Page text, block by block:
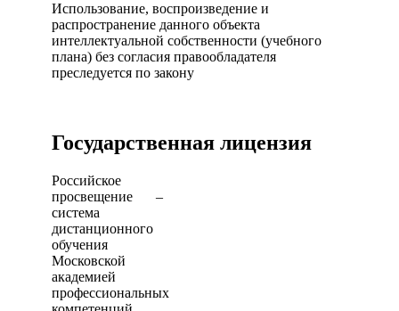
Использование, воспроизведение и
распространение данного объекта
интеллектуальной собственности (учебного
плана) без согласия правообладателя
преследуется по закону
Государственная лицензия
Российское
просвещение –
система
дистанционного
обучения
Московской
академией
профессиональных